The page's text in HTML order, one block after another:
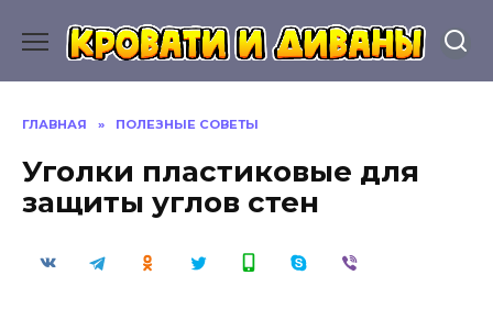
содержанию
ГЛАВНАЯ » ПОЛЕЗНЫЕ СОВЕТЫ
Уголки пластиковые для
защиты углов стен